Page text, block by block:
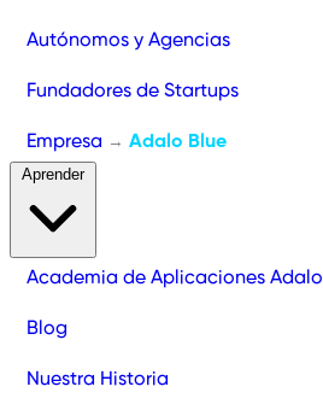
Autónomos y Agencias
Fundadores de Startups
Empresa → Adalo Blue
Aprender
Academia de Aplicaciones Adalo
Blog
Nuestra Historia